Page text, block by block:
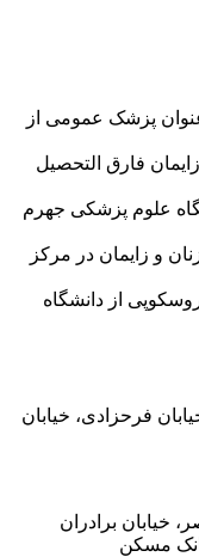
زهرا زارعیان در سال ۱۳۷۱ به عنوان پزشک عمومی از
و زایمان فارق التحصیل
استادیار دانشگاه علوم پزشکی جهرم
زنان و زایمان در مرکز
از دانشگاه
فرحزادی، خیابان
خیابان برادران
مسکن